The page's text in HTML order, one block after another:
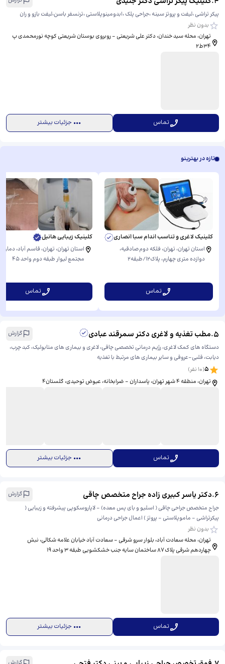
پیکر تراشی ،لیفت و پروتز سینه ،جراحی پلک ،ابدومینوپلاستی ،ترنسفر باسن،لیفت بازو و ران
بدون نظر
تهران، محله سید خندان، دکتر علی شریعتی - روبروی بوستان شریعتی کوچه نورمحمدی پ
۳۴ط۲
تماس جزئیات بیشتر
تازه در بهترینو
کلینیک لاغری و تناسب اندام سبا انصاری
استان تهران، تهران، فلکه دوم‌صادقیه،
دوازده متری چهارم، ​پلاک۱۲/طبقه۲
تماس
کلینیک زیبایی هانیل
استان تهران، تهران، قاسم آباد،
مجتمع لیوار طبقه دوم واحد ۴۵
تماس
5
.مطب تغذیه و لاغری دکتر سمرقند عبادی
گزارش
دستگاه های کمک لاغری، رژیم درمانی تخصصی چاقی، لاغری و بیماری های متابولیک، کبد چرب،
دیابت، قلبی-عروقی و سایر بیماری های مرتبط با تغذیه
5
(
10 نفر)
تهران، منطقه ۴ شهر تهران، پاسداران - ضرابخانه، عیوض توحیدی، ​گلستان۴
تماس جزئیات بیشتر
6
.دکتر یاسر کبیری زاده جراح متخصص چاقی
گزارش
جراح متخصص جراحی چاقی ( اسلیو و بای پس معده) - لاپاروسکوپی پیشرفته و زیبایی (
پیکرتراشی - ماموپلاستی - پروتز ) اعمال جراحی درمانی
بدون نظر
تهران، محله سعادت آباد، بلوار سرو شرقی - سعادت آباد خیابان علامه شکالی، نبش
چهاردهم شرقی پلاک ۸۷ ساختمان سایه جنب خشکشویی طبقه ۳ واحد ۱۹
تماس جزئیات بیشتر